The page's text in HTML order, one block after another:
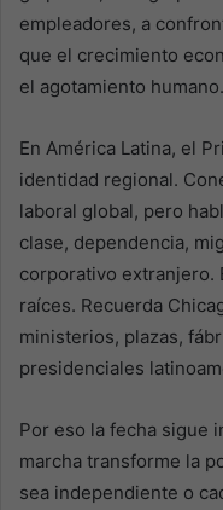
empleadores, a
que el crecimiento
el agotamiento humano.
En América Latina, el
identidad regional.
laboral global, pero
clase, dependencia,
corporativo extranjero.
raíces. Recuerda
ministerios, plazas,
presidenciales
Por eso la fecha sigue
marcha transforme la
sea independiente o